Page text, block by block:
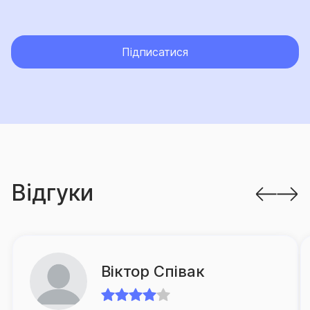
урахуванням актуальних потреб клієнтів.
Страхова група «ТАС» приділяє максимальну увагу
завданнями для компанії.
клієнтом документів на виплату, а також суттєве
зменшення часу очікування ним відповідного
відшкодування.
Підписатися
Відгуки
Віктор Співак